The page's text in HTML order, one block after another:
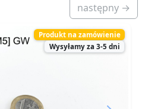
następny →
Produkt na zamówienie
Wysyłamy za 3-5 dni